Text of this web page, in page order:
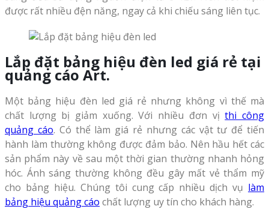
được rất nhiều đện năng, ngay cả khi chiếu sáng liên tục.
Lắp đặt bảng hiệu đèn led giá rẻ tại
quảng cáo Art.
Một bảng hiệu đèn led giá rẻ nhưng không vì thế mà
chất lượng bị giảm xuống. Với nhiều đơn vịthi công
quảng cáo. Có thể làm giá rẻ nhưng các vật tư để tiến
hành làm thường không được đảm bảo. Nên hầu hết các
sản phẩm này về sau một thời gian thường nhanh hỏng
hóc. Ánh sáng thường không đều gây mất vẻ thẩm mỹ
cho bảng hiệu. Chúng tôi cung cấp nhiều dịch vụ làm
bảng hiệu quảng cáo chất lượng uy tín cho khách hàng.